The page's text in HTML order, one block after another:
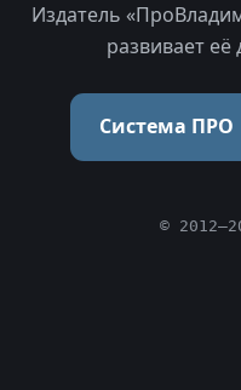
Издатель
развивает её
Система ПРО
©